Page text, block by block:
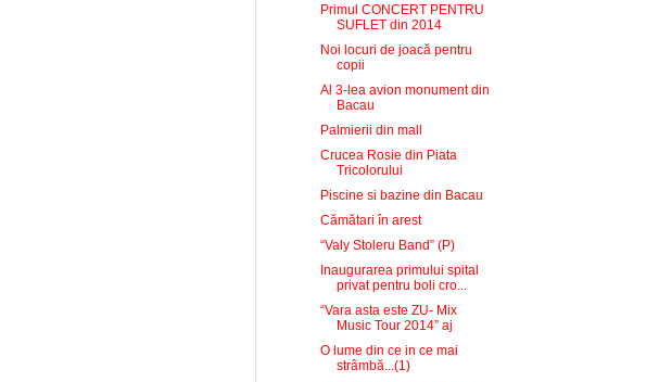
Primul CONCERT PENTRU
SUFLET din 2014
Noi locuri de joacă pentru
copii
Al 3-lea avion monument din
Bacau
Palmierii din mall
Crucea Rosie din Piata
Tricolorului
Piscine si bazine din Bacau
Cămătari în arest
“Valy Stoleru Band” (P)
Inaugurarea primului spital
privat pentru boli cro...
“Vara asta este ZU- Mix
Music Tour 2014” aj
O lume din ce in ce mai
strâmbă...(1)